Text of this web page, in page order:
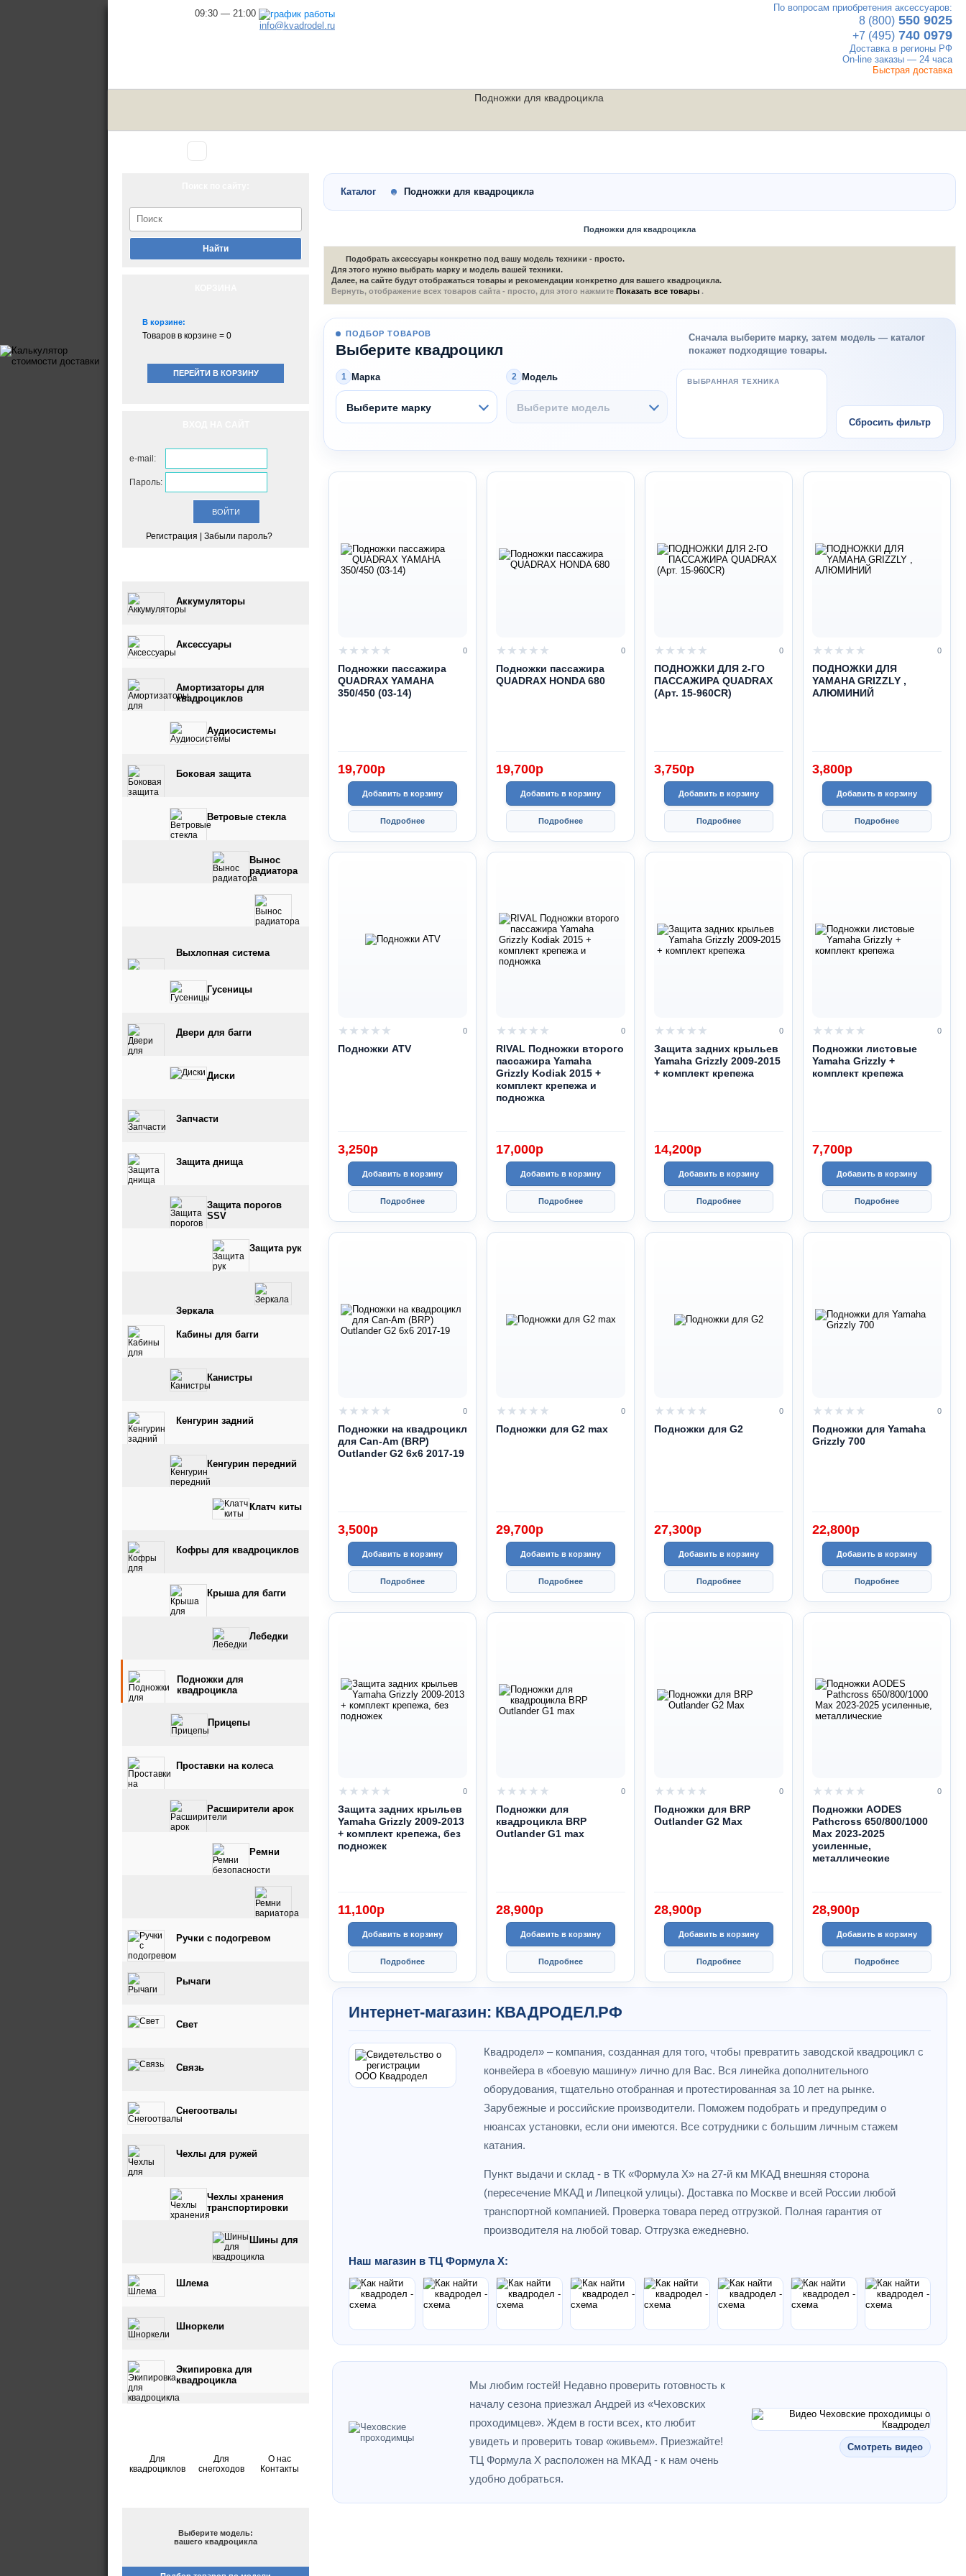
09:30 — 21:00
info@kvadrodel.ru
По вопросам приобретения аксессуаров:
8 (800) 550 9025
+7 (495) 740 0979
Доставка в регионы РФ
On-line заказы — 24 часа
Быстрая доставка
Подножки для квадроцикла
Найти
В корзине:
Товаров в корзине = 0
ПЕРЕЙТИ В КОРЗИНУ
e-mail:
Пароль:
Регистрация Забыли пароль?
Аккумуляторы
Аксессуары
Амортизаторы для
квадроциклов
Аудиосистемы
Боковая защита
Ветровые стекла
Вынос
радиатора
Вынос радиатора и
Выхлопная система
Гусеницы
Двери для багги
Диски
Запчасти
Защита днища
Защита порогов
SSV
Защита рук
Зеркала
Кабины для багги
Канистры
Кенгурин задний
Кенгурин передний
Клатч киты
Кофры для квадроциклов
Крыша для багги
Лебедки
Подножки для
квадроцикла
Прицепы
Проставки на колеса
Расширители арок
Ремни
Ручки с подогревом
Рычаги
Свет
Связь
Снегоотвалы
Чехлы для ружей
Чехлы хранения
транспортировки
Шины для
Шлема
Шноркели
Экипировка для
квадроцикла
Для
квадроциклов
Для
снегоходов
О нас
Контакты
Выберите модель:
вашего квадроцикла
Каталог Подножки для квадроцикла
Подножки для квадроцикла
Подобрать аксессуары конкретно под вашу модель техники - просто.
Для этого нужно выбрать марку и модель вашей техники.
Далее, на сайте будут отображаться товары и рекомендации конкретно для вашего квадроцикла.
Вернуть, отображение всех товаров сайта - просто, для этого нажмите Показать все товары .
ПОДБОР ТОВАРОВ
Выберите квадроцикл
Сначала выберите марку, затем модель — каталог
покажет подходящие товары.
1 Марка 2 Модель ВЫБРАННАЯ ТЕХНИКА
Сбросить фильтр
0
Подножки пассажира
QUADRAX YAMAHA
350/450 (03-14)
Добавить в корзину
19,700p
Подробнее
0
Подножки пассажира
QUADRAX HONDA 680
Добавить в корзину
19,700p
Подробнее
0
ПОДНОЖКИ ДЛЯ 2-ГО
ПАССАЖИРА QUADRAX
(Арт. 15-960CR)
Добавить в корзину
3,750p
Подробнее
0
ПОДНОЖКИ ДЛЯ
YAMAHA GRIZZLY ,
АЛЮМИНИЙ
Добавить в корзину
3,800p
Подробнее
0
Подножки ATV
Добавить в корзину
3,250p
Подробнее
0
RIVAL Подножки второго
пассажира Yamaha
Grizzly Kodiak 2015 +
комплект крепежа и
подножка
Добавить в корзину
17,000p
Подробнее
0
Защита задних крыльев
Yamaha Grizzly 2009-2015
+ комплект крепежа
Добавить в корзину
14,200p
Подробнее
0
Подножки листовые
Yamaha Grizzly +
комплект крепежа
Добавить в корзину
7,700p
Подробнее
0
Подножки на квадроцикл
для Can-Am (BRP)
Outlander G2 6x6 2017-19
Добавить в корзину
3,500p
Подробнее
0
Подножки для G2 max
Добавить в корзину
29,700p
Подробнее
0
Подножки для G2
Добавить в корзину
27,300p
Подробнее
0
Подножки для Yamaha
Grizzly 700
Добавить в корзину
22,800p
Подробнее
0
Защита задних крыльев
Yamaha Grizzly 2009-2013
+ комплект крепежа, без
подножек
Добавить в корзину
11,100p
Подробнее
0
Подножки для
квадроцикла BRP
Outlander G1 max
Добавить в корзину
28,900p
Подробнее
0
Подножки для BRP
Outlander G2 Max
Добавить в корзину
28,900p
Подробнее
0
Подножки AODES
Pathcross 650/800/1000
Max 2023-2025
усиленные,
металлические
Добавить в корзину
28,900p
Подробнее
Интернет-магазин: КВАДРОДЕЛ.РФ
Квадродел» – компания, созданная для того, чтобы превратить заводской квадроцикл с
конвейера в «боевую машину» лично для Вас. Вся линейка дополнительного
оборудования, тщательно отобранная и протестированная за 10 лет на рынке.
Зарубежные и российские производители. Поможем подобрать и предупредим о
нюансах установки, если они имеются. Все сотрудники с большим личным стажем
катания.
Пункт выдачи и склад - в ТК «Формула X» на 27-й км МКАД внешняя сторона
(пересечение МКАД и Липецкой улицы). Доставка по Москве и всей России любой
транспортной компанией. Проверка товара перед отгрузкой. Полная гарантия от
производителя на любой товар. Отгрузка ежедневно.
Наш магазин в ТЦ Формула Х:
Мы любим гостей! Недавно проверить готовность к
началу сезона приезжал Андрей из «Чеховских
проходимцев». Ждем в гости всех, кто любит
увидеть и проверить товар «живьем». Приезжайте!
ТЦ Формула Х расположен на МКАД - к нам очень
удобно добраться.
Смотреть видео
×